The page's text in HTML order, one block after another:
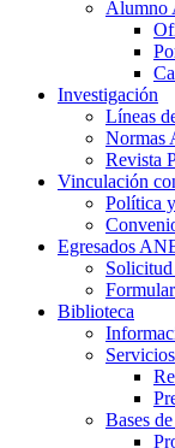
Alumno
Investigación
Líneas
Normas
Revista
Vinculación
Política
Egresados
Biblioteca
Servicios
Bases